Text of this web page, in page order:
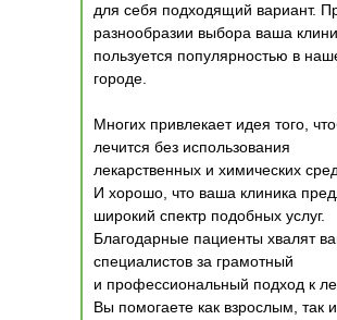
для себя подходящий вариант.
разнообразии выбора ваша
пользуется популярностью в
городе.
Многих привлекает идея того,
лечится без использования
лекарственных и химических
И хорошо, что ваша клиника
широкий спектр подобных услуг.
Благодарные пациенты хвалят
специалистов за грамотный
и профессиональный подход к
Вы помогаете как взрослым, так